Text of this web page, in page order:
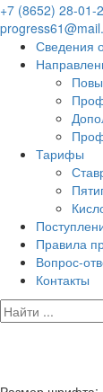
+7 (8652) 28-01-
Сведения
Тарифы
Правила
Вопрос-
Контакты